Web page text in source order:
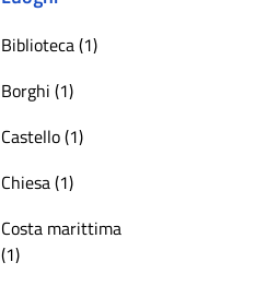
Biblioteca (1)
Borghi (1)
Castello (1)
Chiesa (1)
Costa marittima
(1)